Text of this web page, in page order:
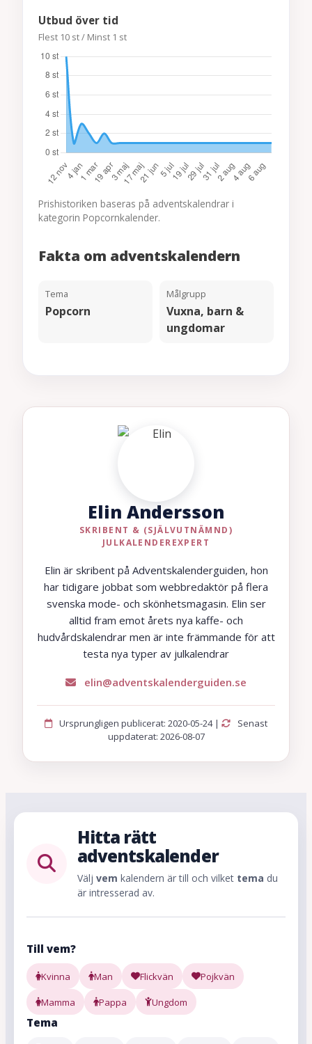
Utbud över tid
Flest 10 st / Minst 1 st
Prishistoriken baseras på adventskalendrar i
kategorin Popcornkalender.
Fakta om adventskalendern
Tema
Popcorn
Målgrupp
Vuxna, barn &
ungdomar
Elin Andersson
SKRIBENT & (SJÄLVUTNÄMND)
JULKALENDEREXPERT
Elin är skribent på Adventskalenderguiden, hon
har tidigare jobbat som webbredaktör på flera
svenska mode- och skönhetsmagasin. Elin ser
alltid fram emot årets nya kaffe- och
hudvårdskalendrar men är inte främmande för att
testa nya typer av julkalendrar
elin@adventskalenderguiden.se
Ursprungligen publicerat: 2020-05-24 |
Senast
uppdaterat: 2026-08-07
Hitta rätt
adventskalender
Välj vem kalendern är till och vilket tema du
är intresserad av.
Till vem?
Kvinna Man Flickvän Pojkvän
Mamma Pappa Ungdom
Tema